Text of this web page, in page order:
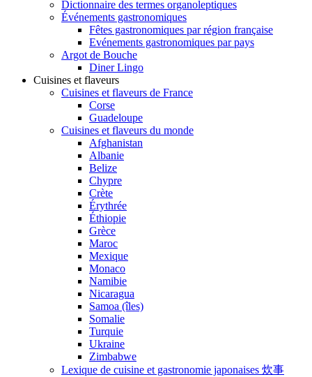
Dictionnaire des termes organoleptiques
Événements gastronomiques
Fêtes gastronomiques par région française
Evénements gastronomiques par pays
Argot de Bouche
Diner Lingo
Cuisines et flaveurs
Cuisines et flaveurs de France
Corse
Guadeloupe
Cuisines et flaveurs du monde
Afghanistan
Albanie
Belize
Chypre
Crète
Érythrée
Éthiopie
Grèce
Maroc
Mexique
Monaco
Namibie
Nicaragua
Samoa (îles)
Somalie
Turquie
Ukraine
Zimbabwe
Lexique de cuisine et gastronomie japonaises 炊事